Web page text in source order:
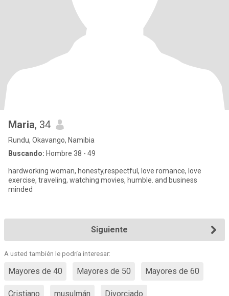
Maria, 34
Rundu, Okavango, Namibia
Buscando: Hombre 38 - 49
hardworking woman, honesty,respectful, love romance, love
exercise, traveling, watching movies, humble. and business
minded
Siguiente
A usted también le podría interesar:
Mayores de 40 Mayores de 50 Mayores de 60
Cristiano musulmán Divorciado